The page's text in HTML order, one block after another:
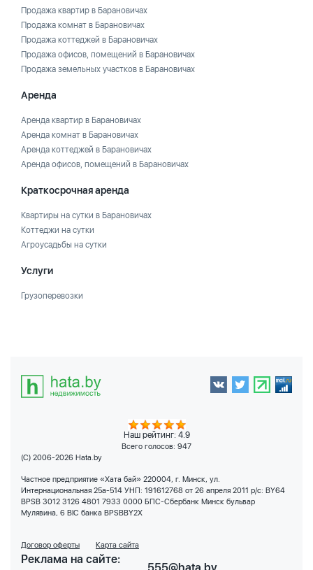
Продажа квартир в Барановичах
Продажа комнат в Барановичах
Продажа коттеджей в Барановичах
Продажа офисов, помещений в Барановичах
Продажа земельных участков в Барановичах
Аренда
Аренда квартир в Барановичах
Аренда комнат в Барановичах
Аренда коттеджей в Барановичах
Аренда офисов, помещений в Барановичах
Краткосрочная аренда
Квартиры на сутки в Барановичах
Коттеджи на сутки
Агроусадьбы на сутки
Услуги
Грузоперевозки
Наш рейтинг: 4.9
Всего голосов: 947
(C) 2006-2026 Hata.by
Частное предприятие «Хата бай» 220004, г. Минск, ул.
Интернациональная 25а-514 УНП: 191612768 от 26 апреля 2011 р/с: BY64
BPSB 3012 3126 4801 7933 0000 БПС-Сбербанк Минск бульвар
Мулявина, 6 BIC банка BPSBBY2X
Договор оферты Карта сайта
Реклама на сайте: